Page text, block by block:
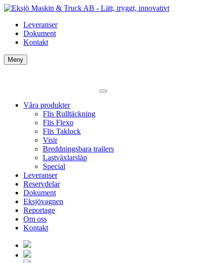
Leveranser
Dokument
Kontakt
Meny
Våra produkter
Flis Rulltäckning
Flis Flexo
Flis Taklock
Visir
Breddningsbara trailers
Lastväxlarsläp
Special
Leveranser
Reservdelar
Dokument
Eksjövagnen
Reportage
Om oss
Kontakt